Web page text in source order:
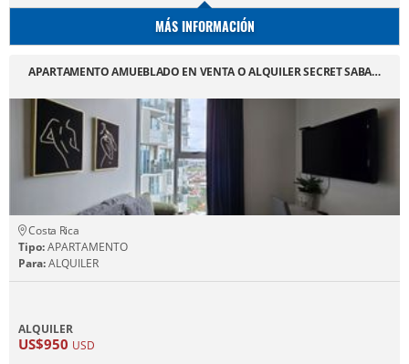
MÁS INFORMACIÓN
APARTAMENTO AMUEBLADO EN VENTA O ALQUILER SECRET SABA…
Costa Rica
Tipo:APARTAMENTO
Para:ALQUILER
ALQUILER
US$950 USD